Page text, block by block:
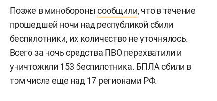
Позже в миноборонысообщили, что в течение
прошедшей ночи над республикой сбили
беспилотники, их количество не уточнялось.
Всего за ночь средства ПВО перехватили и
уничтожили 153 беспилотника. БПЛА сбили в
том числе еще над 17 регионами РФ.